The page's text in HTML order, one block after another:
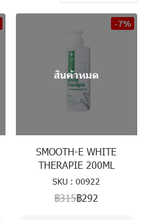
-7%
สินค้าหมด
SMOOTH-E WHITE
THERAPIE 200ML
SKU : 00922
฿315฿292